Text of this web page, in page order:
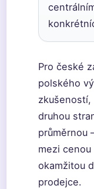
Pro české
polského
zkušeností,
druhou
průměrnou
mezi
okamžitou
prodejce.